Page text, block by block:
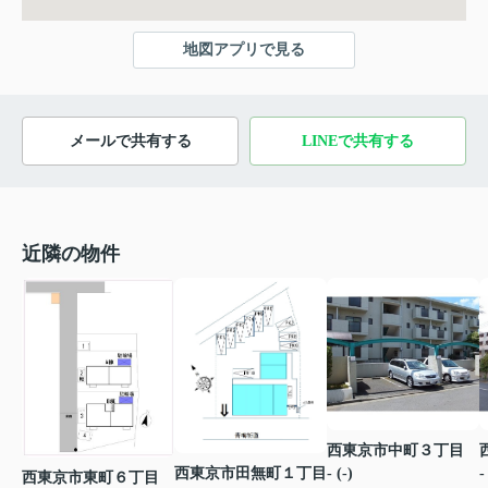
地図アプリで見る
メールで共有する LINEで共有する
近隣の物件
西東京市東町６丁目
西東京市田無町１丁目
西東京市中町３丁目
- (-)
-